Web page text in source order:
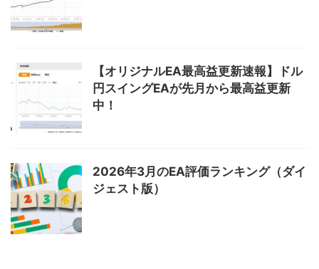
【オリジナルEA最高益更新速報】ドル
円スイングEAが先月から最高益更新
中！
2026年3月のEA評価ランキング（ダイ
ジェスト版）